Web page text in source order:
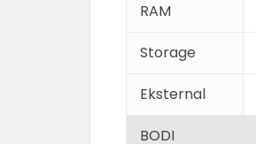
RAM
Storage
Eksternal
BODI